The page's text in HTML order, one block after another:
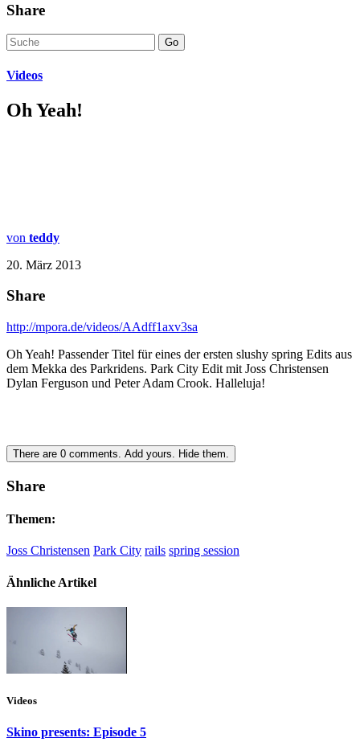
Share
Go
Videos
Oh Yeah!
von teddy
20. März 2013
Share
http://mpora.de/videos/AAdff1axv3sa
Oh Yeah! Passender Titel für eines der ersten slushy spring Edits aus
dem Mekka des Parkridens. Park City Edit mit Joss Christensen
Dylan Ferguson und Peter Adam Crook. Halleluja!
There are 0 comments. Add yours. Hide them.
Share
Themen:
Joss Christensen Park City rails spring session
Ähnliche Artikel
Videos
Skino presents: Episode 5